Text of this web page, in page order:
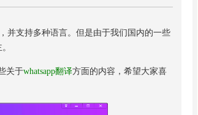
支持多种语言。但是由于我们国内的一些
关于whatsapp翻译方面的内容，希望大家喜